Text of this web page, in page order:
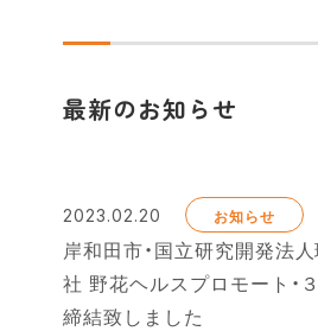
最新のお知らせ
2023.02.20 お知らせ
岸和田市・国立研究開発法
社 野花ヘルスプロモート・
締結致しました